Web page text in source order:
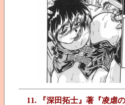
11. 『深田拓士』著『凌虐